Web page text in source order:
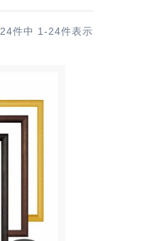
24件中 1 -24件表示